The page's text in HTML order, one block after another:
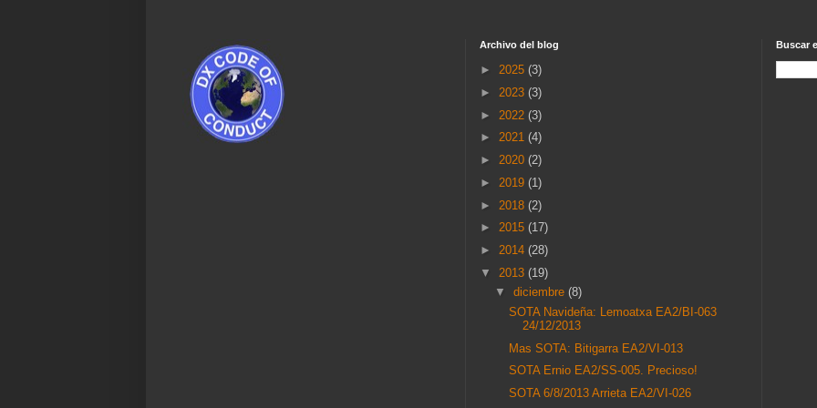
Archivo del blog
► 2025 (3)
► 2023 (3)
► 2022 (3)
► 2021 (4)
► 2020 (2)
► 2019 (1)
► 2018 (2)
► 2015 (17)
► 2014 (28)
▼ 2013 (19)
▼ diciembre (8)
SOTA Navideña: Lemoatxa EA2/BI-063
24/12/2013
Mas SOTA: Bitigarra EA2/VI-013
SOTA Ernio EA2/SS-005. Precioso!
SOTA 6/8/2013 Arrieta EA2/VI-026
Buscar